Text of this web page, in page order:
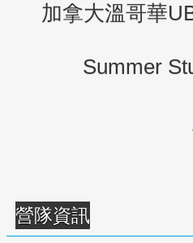
加拿大溫哥華
Summer
營隊資訊